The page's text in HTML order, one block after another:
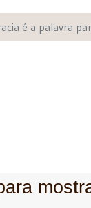
é a palavra